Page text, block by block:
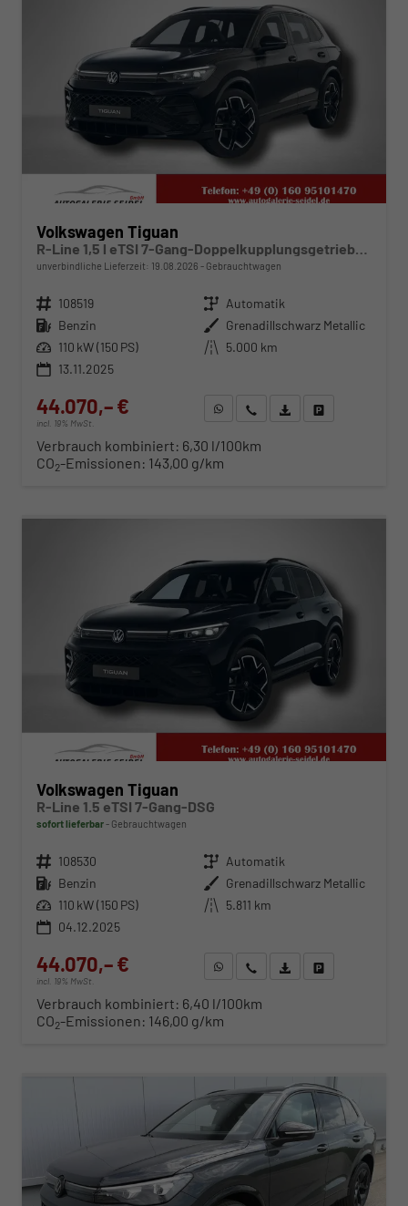
Volkswagen Tiguan
unverbindliche Lieferzeit: 19.08.2026 Gebrauchtwagen
Fahrzeugnr. 108519 Getriebe Automatik
Kraftstoff Benzin Außenfarbe Grenadillschwarz Metallic
Leistung 110 kW (150 PS) Kilometerstand 5.000 km
13.11.2025
44.070,– €
incl. 19% MwSt.
WhatsApp anfragen
Wir rufen Sie anFahrzeugexposé (PDF)
Verbrauch kombiniert: 6,30 l/100km
CO2-Emissionen: 143,00 g/km
Volkswagen Tiguan
R-Line 1.5 eTSI 7-Gang-DSG
sofort lieferbar Gebrauchtwagen
Fahrzeugnr. 108530 Getriebe Automatik
Kraftstoff Benzin Außenfarbe Grenadillschwarz Metallic
Leistung 110 kW (150 PS) Kilometerstand 5.811 km
04.12.2025
44.070,– €
incl. 19% MwSt.
WhatsApp anfragen
Wir rufen Sie anFahrzeugexposé (PDF)
Verbrauch kombiniert: 6,40 l/100km
CO2-Emissionen: 146,00 g/km